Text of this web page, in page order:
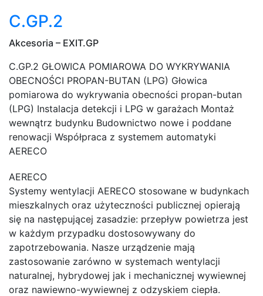
C.GP.2
Akcesoria – EXIT.GP
C.GP.2 GŁOWICA POMIAROWA DO WYKRYWANIA
OBECNOŚCI PROPAN-BUTAN (LPG) Głowica
pomiarowa do wykrywania obecności propan-butan
(LPG) Instalacja detekcji i LPG w garażach Montaż
wewnątrz budynku Budownictwo nowe i poddane
renowacji Współpraca z systemem automatyki
AERECO
AERECO
Systemy wentylacji AERECO stosowane w budynkach
mieszkalnych oraz użyteczności publicznej opierają
się na następującej zasadzie: przepływ powietrza jest
w każdym przypadku dostosowywany do
zapotrzebowania. Nasze urządzenie mają
zastosowanie zarówno w systemach wentylacji
naturalnej, hybrydowej jak i mechanicznej wywiewnej
oraz nawiewno-wywiewnej z odzyskiem ciepła.